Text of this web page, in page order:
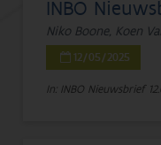
INBO
Niko Boone, Koen
12/05/2025
In: INBO Nieuwsbrief